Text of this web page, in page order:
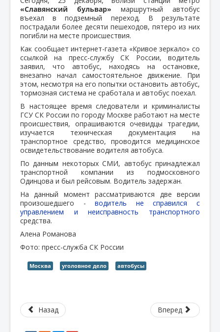
«Славянский бульвар» маршрутный автобус
въехал в подземный переход. В результате
пострадали более десяти пешеходов, пятеро из них
погибли на месте происшествия.
Как сообщает интернет-газета «Кривое зеркало» со
ссылкой на пресс-службу СК России, водитель
заявил, что автобус, находясь на остановке,
внезапно начал самостоятельное движение. При
этом, несмотря на его попытки остановить автобус,
тормозная система не сработала и автобус поехал.
В настоящее время следователи и криминалисты
ГСУ СК России по городу Москве работают на месте
происшествия, опрашиваются очевидцы трагедии,
изучается техническая документация на
транспортное средство, проводится медицинское
освидетельствование водителя автобуса.
По данным некоторых СМИ, автобус принадлежал
транспортной компании из подмосковного
Одинцова и был рейсовым. Водитель задержан.
На данный момент рассматриваются две версии
произошедшего -водитель не справился с
управлением и неисправность транспортного
средства.
Алена Романова
Фото: пресс-служба СК России
Москва уголовное дело автобусы
Назад Вперед